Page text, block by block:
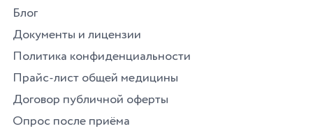
Блог
Документы и лицензии
Политика конфиденциальности
Прайс-лист общей медицины
Договор публичной оферты
Опрос после приёма